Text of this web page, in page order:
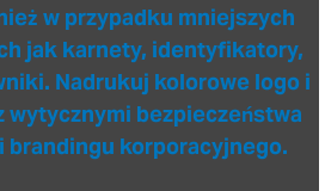
w przypadku mniejszych
jak karnety, identyfikatory,
Nadrukuj kolorowe logo i
wytycznymi bezpieczeństwa
brandingu korporacyjnego.